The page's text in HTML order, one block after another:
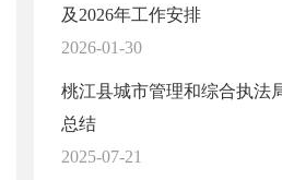
及2026年工作安排
2026-01-30
桃江县城市管理和综合执法
总结
2025-07-21